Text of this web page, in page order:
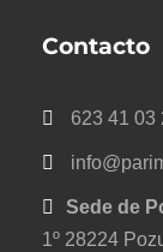
Contacto
623 41 03
Sede de
1º 28224